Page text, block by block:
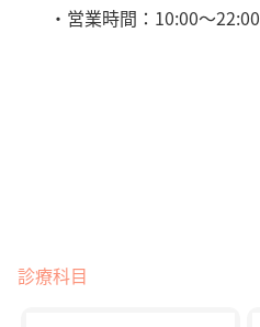
・営業時間：10:00～22:00
診療科目